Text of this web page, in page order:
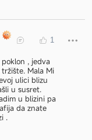
1
, jedva
Mala Mi
ulici blizu
u susret.
u blizini pa
da znate
.